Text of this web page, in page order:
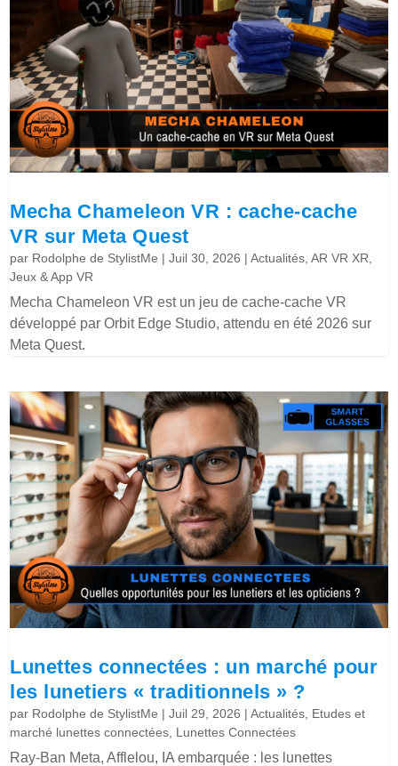
Mecha Chameleon VR : cache-cache
VR sur Meta Quest
par Rodolphe de StylistMe |Juil 30, 2026 |Actualités ,AR VR XR
Jeux & App VR
Mecha Chameleon VR est un jeu de cache-cache VR
développé par Orbit Edge Studio, attendu en été 2026 sur
Meta Quest.
Lunettes connectées : un marché pour
les lunetiers « traditionnels » ?
par Rodolphe de StylistMe |Juil 29, 2026 |Actualités Etudes et
marché lunettes connectées Lunettes Connectées
Ray-Ban Meta, Afflelou, IA embarquée : les lunettes